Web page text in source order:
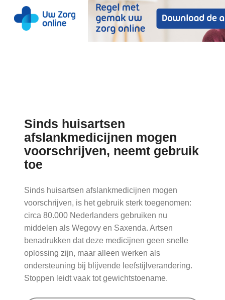
Sinds huisartsen
afslankmedicijnen mogen
voorschrijven, neemt gebruik
toe
Sinds huisartsen afslankmedicijnen mogen
voorschrijven, is het gebruik sterk toegenomen:
circa 80.000 Nederlanders gebruiken nu
middelen als Wegovy en Saxenda. Artsen
benadrukken dat deze medicijnen geen snelle
oplossing zijn, maar alleen werken als
ondersteuning bij blijvende leefstijlverandering.
Stoppen leidt vaak tot gewichtstoename.